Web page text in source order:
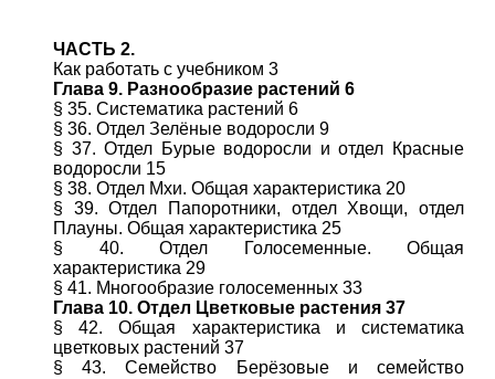
ЧАСТЬ 2.
Как работать с учебником 3
Глава 9. Разнообразие растений 6
§ 35. Систематика растений 6
§ 36. Отдел Зелёные водоросли 9
§ 37. Отдел Бурые водоросли и отдел Красные
водоросли 15
§ 38. Отдел Мхи. Общая характеристика 20
§ 39. Отдел Папоротники, отдел Хвощи, отдел
Плауны. Общая характеристика 25
§ 40. Отдел Голосеменные. Общая
характеристика 29
§ 41. Многообразие голосеменных 33
Глава 10. Отдел Цветковые растения 37
§ 42. Общая характеристика и систематика
цветковых растений 37
§ 43. Семейство Берёзовые и семейство